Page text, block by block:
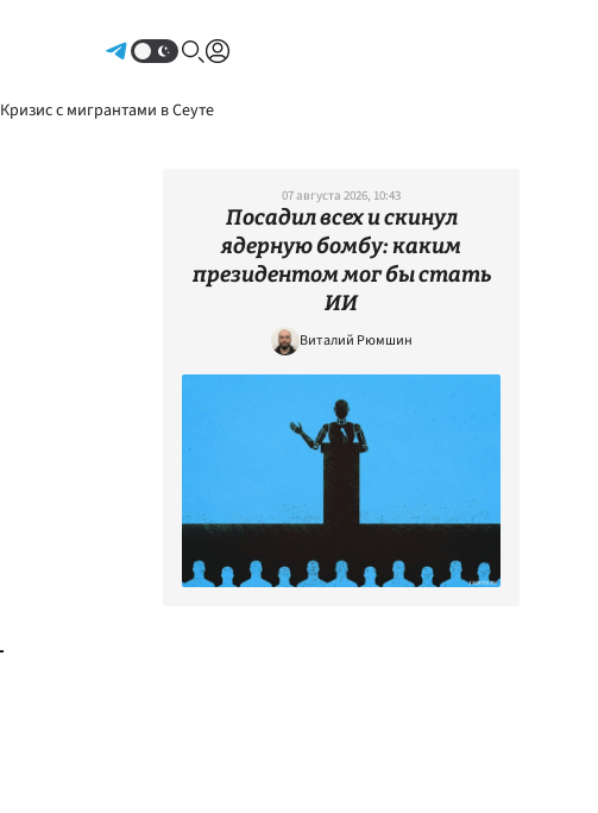
Кризис с мигрантами в Сеуте
07 августа 2026, 10:43
Посадил всех и скинул
ядерную бомбу: каким
президентом мог бы стать
ИИ
Виталий Рюмшин